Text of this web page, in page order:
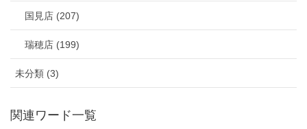
国見店 (207)
瑞穂店 (199)
未分類 (3)
関連ワード一覧